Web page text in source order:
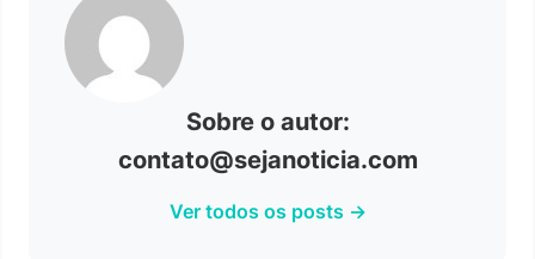
Sobre o autor:
contato@sejanoticia.com
Ver todos os posts →